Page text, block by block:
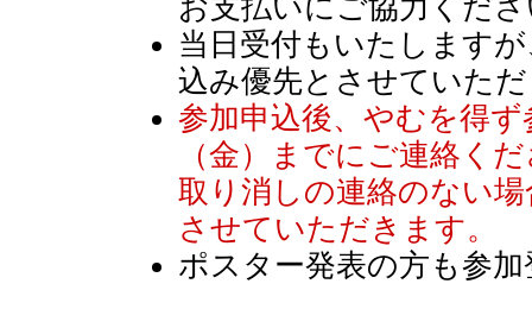
お支払いにご協力くだ
当日受付もいたします
込み優先とさせていた
参加申込後、やむを得
（金）までにご連絡く
取り消しの連絡のない
させていただきます。
ポスター発表の方も参